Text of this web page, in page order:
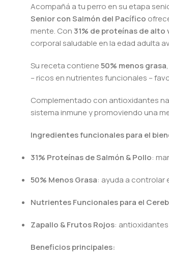
Acompañá a tu perro en su etapa
Senior con Salmón del Pacífico
mente. Con31% de proteínas de
corporal saludable en la edad adulta
Su receta contiene50% menos grasa
– ricos en nutrientes funcionales –
Complementado con antioxidantes
sistema inmune y promoviendo una
Ingredientes funcionales para el
31% Proteínas de Salmón & Pollo:
50% Menos Grasa: ayuda a controlar
Nutrientes Funcionales para el
Zapallo & Frutos Rojos:
Beneficios principales: